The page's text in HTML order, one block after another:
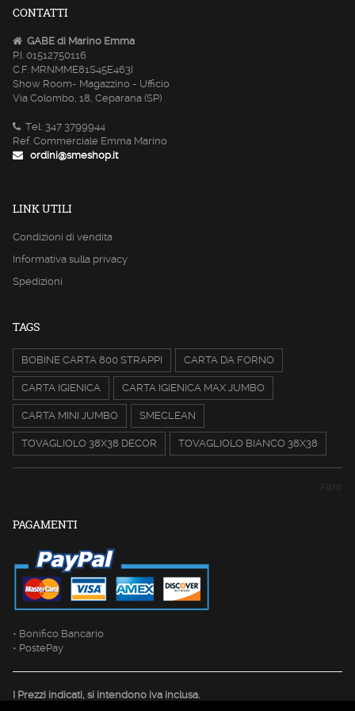
CONTATTI
GABE di Marino Emma
P.I. 01512750116
C.F. MRNMME81S45E463I
Show Room- Magazzino - Ufficio
Via Colombo, 18, Ceparana (SP)
Tel: 347 3799944
Ref. Commerciale Emma Marino
ordini@smeshop.it
LINK UTILI
Condizioni di vendita
Informativa sulla privacy
Spedizioni
TAGS
BOBINE CARTA 800 STRAPPI CARTA DA FORNO
CARTA IGIENICA CARTA IGIENICA MAX JUMBO
CARTA MINI JUMBO SMECLEAN
TOVAGLIOLO 38X38 DECOR TOVAGLIOLO BIANCO 38X38
Altro
PAGAMENTI
• Bonifico Bancario
• PostePay
I Prezzi indicati, si intendono iva inclusa.